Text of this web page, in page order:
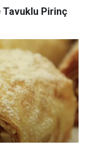
Tavuklu Pirinç